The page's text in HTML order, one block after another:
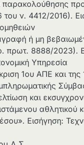
παρακολούθησης
του ν. 4412/2016).
ή μη
πρωτ. 8888/2023).
Υπηρεσία
1ου ΑΠΕ και της
και
αθλητικού
Εισήγηση: